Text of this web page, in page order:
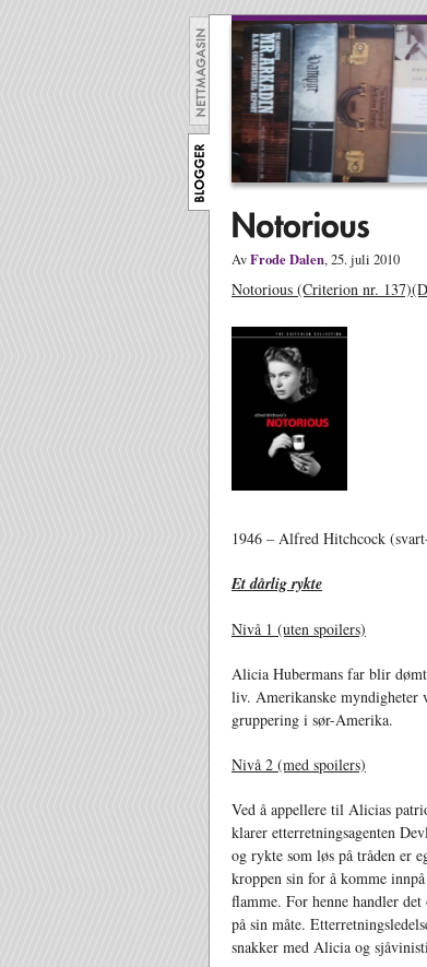
AvFrode Dalen, 25. juli 2010
Notorious (Criterion nr.
1946 – Alfred Hitchcock
Et dårlig rykte
Nivå 1 (uten spoilers)
Alicia Hubermans far blir
liv. Amerikanske myndigheter
gruppering i sør-Amerika.
Nivå 2 (med spoilers)
Ved å appellere til Alicias
klarer etterretningsagenten
og rykte som løs på tråden er
kroppen sin for å komme
flamme. For henne handler
på sin måte.
snakker med Alicia og